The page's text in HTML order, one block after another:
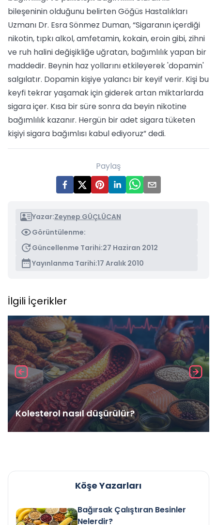
bileşeninin olduğunu belirten Göğüs Hastalıkları
Uzmanı Dr. Esra Sönmez Duman, “Sigaranın içerdiği
nikotin, tıpkı alkol, amfetamin, kokain, eroin gibi, zihni
ve ruh halini değişikliğe uğratan, bağımlılık yapan bir
maddedir. Beynin haz yollarını etkileyerek 'dopamin'
salgılatır. Dopamin kişiye yalancı bir keyif verir. Kişi bu
keyfi tekrar yaşamak için giderek artan miktarlarda
sigara içer. Kısa bir süre sonra da beyin nikotine
bağımlılık kazanır. Hergün bir adet sigara tüketen
kişiyi sigara bağımlısı kabul ediyoruz” dedi.
Paylaş
Yazar:Zeynep GÜÇLÜCAN
Görüntülenme:
Güncellenme Tarihi:27 Haziran 2012
Yayınlanma Tarihi:17 Aralık 2010
İlgili İçerikler
Kolesterol nasıl düşürülür?
Köşe Yazarları
Bağırsak Çalıştıran Besinler
Nelerdir?